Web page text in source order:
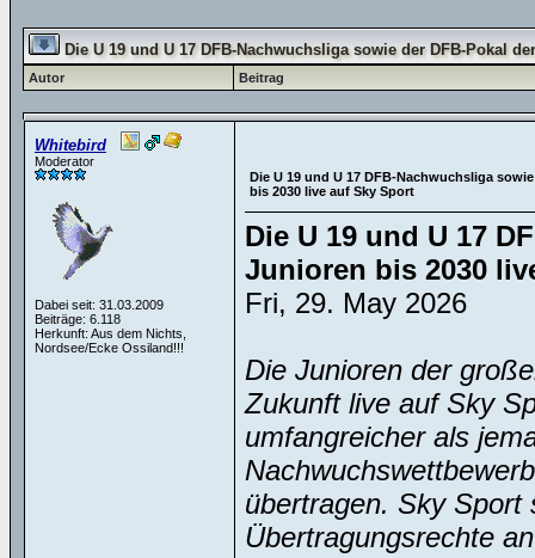
Die U 19 und U 17 DFB-Nachwuchsliga sowie der DFB-Pokal
Autor Beitrag
Whitebird
Moderator
Dabei seit: 31.03.2009
Beiträge: 6.118
Herkunft: Aus dem Nichts,
Nordsee/Ecke Ossiland!!!
Die U 19 und U 17 DFB-Nachwuchsliga
bis 2030 live auf Sky Sport
Die U 19 und U 17
Junioren bis 2030
Fri, 29. May 2026
Die Junioren der
Zukunft live auf Sky
umfangreicher als
übertragen. Sky Sport
Übertragungsrechte